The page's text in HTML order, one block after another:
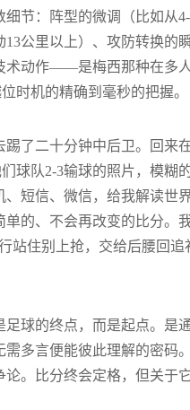
节：阵型的微调（比如从
公里以上）、攻防转换的
术动作——是梅西那种在多
时机的精确到毫秒的把握。
了二十分钟中后卫。回来
球队2-3输球的照片，模糊
短信、微信，给我解读世
的、不会再改变的比分。
站住别上抢，交给后腰回
球的终点，而是起点。是
多言便能彼此理解的密码
。比分终会定格，但关于